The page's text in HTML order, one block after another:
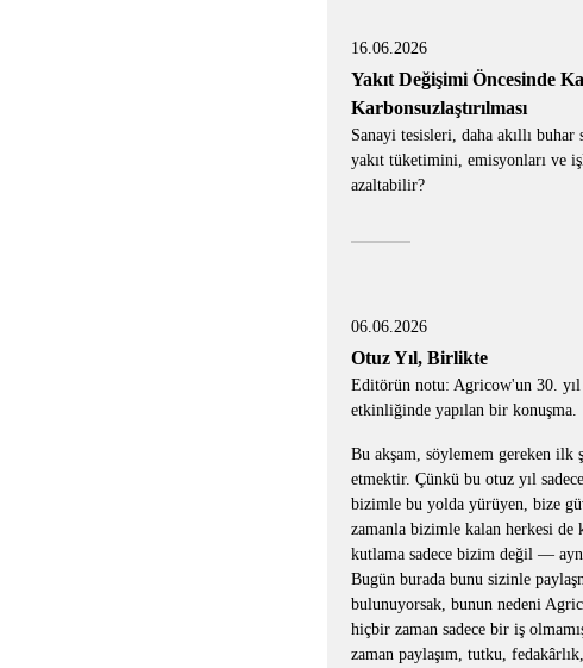
16.06.2026
Yakıt Değişimi Öncesinde
Karbonsuzlaştırılması
Sanayi tesisleri, daha akıllı
yakıt tüketimini, emisyonları ve
azaltabilir?
06.06.2026
Otuz Yıl, Birlikte
Editörün notu: Agricow'un 30. yıl
etkinliğinde yapılan bir konuşma.
Bu akşam, söylemem gereken ilk
etmektir. Çünkü bu otuz yıl
bizimle bu yolda yürüyen, bize
zamanla bizimle kalan herkesi de
kutlama sadece bizim değil —
Bugün burada bunu sizinle
bulunuyorsak, bunun nedeni
hiçbir zaman sadece bir iş
zaman paylaşım, tutku,